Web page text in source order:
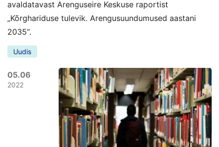
avaldatavast Arenguseire Keskuse raportist
„Kõrghariduse tulevik. Arengusuundumused aastani
2035“.
Uudis
05.06
2022